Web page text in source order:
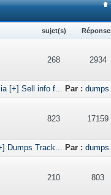
sujet(s)
268 2934
[+] Sell info f... Par : dumps
823 17159
Dumps Track... Par : dumps
210 803